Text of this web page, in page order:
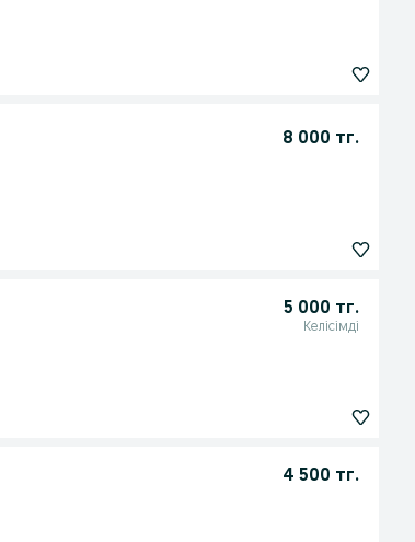
8 000 тг.
5 000 тг.
Келісімді
4 500 тг.